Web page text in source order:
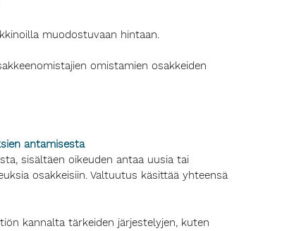
muodostuvaan hintaan.
omistamien osakkeiden
antamisesta
sisältäen oikeuden antaa uusia tai
osakkeisiin. Valtuutus käsittää yhteensä
kannalta tärkeiden järjestelyjen, kuten